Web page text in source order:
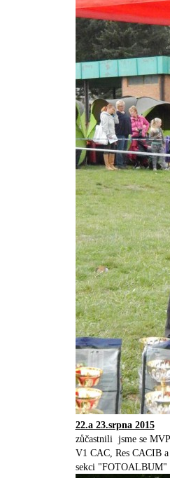
22.a 23.srpna 2015
zůčastnili jsme se
V1 CAC, Res CACIB
sekci